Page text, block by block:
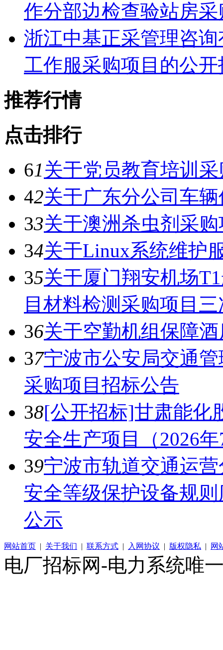
作分部边检查验站房
浙江中基正采管理咨
工作服采购项目的公
推荐行情
点击排行
61关于党员教育培训
42关于广东分公司车
33关于澳洲杀虫剂采
34关于Linux系统维护
35关于厦门翔安机场
目材料检测采购项目
36关于空勤机组保障
37宁波市公安局交通
采购项目招标公告
38[公开招标]甘肃能化
安全生产项目（2026
39宁波市轨道交通运
安全等级保护设备规
公示
网站首页 | 关于我们 | 联系方式 | 入网协议 | 版权隐私 | 网
电厂招标网-电力系统唯